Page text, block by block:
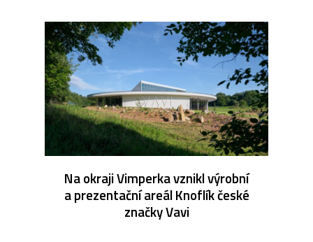
Na okraji Vimperka vznikl výrobní
a prezentační areál Knoflík české
značky Vavi